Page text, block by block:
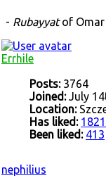
- Rubayyatof
Errhile
Posts:3764
Joined:July
Location:
Has liked: 1821
Been liked: 413
nephilius